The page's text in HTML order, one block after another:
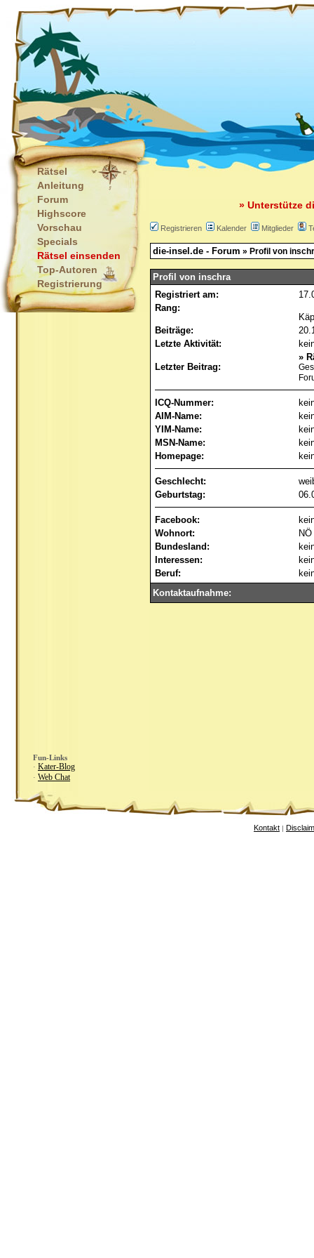
Rätsel
Anleitung
Forum
Highscore
Vorschau
Specials
Rätsel einsenden
Top-Autoren
Registrierung
Fun-Links
· Kater-Blog
· Web Chat
» Unterstütze
Registrieren Kalender Mitglieder
die-insel.de - Forum » Profil von
Profil von inschra
Registriert am:
Rang:
Beiträge:
Letzte Aktivität:
Letzter Beitrag:
»
ICQ-Nummer:
AIM-Name:
YIM-Name:
MSN-Name:
Homepage:
Geschlecht:
Geburtstag:
Facebook:
Wohnort:
NÖ
Bundesland:
Interessen:
Beruf:
Kontaktaufnahme:
Kontakt |